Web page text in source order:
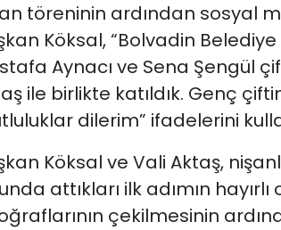
töreninin ardından sosyal
Köksal, “Bolvadin Belediye
Aynacı ve Sena Şengül
ile birlikte katıldık. Genç
dilerim” ifadelerini
Köksal ve Vali Aktaş,
attıkları ilk adımın
çekilmesinin